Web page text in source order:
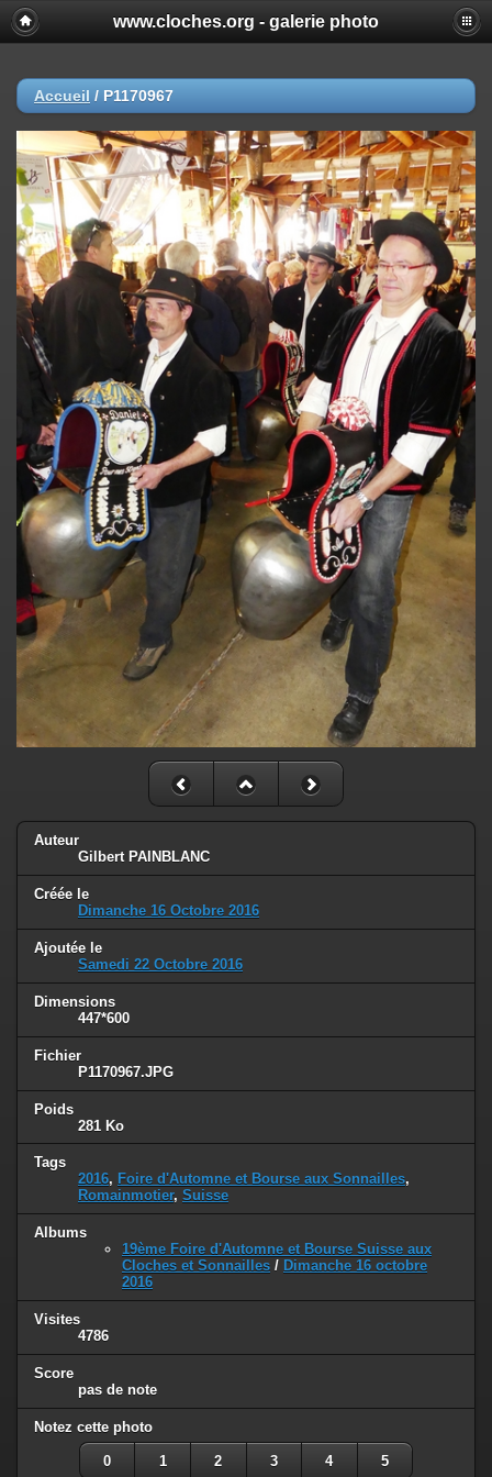
www.cloches.org - galerie photo
Accueil / P1170967
Auteur
Gilbert PAINBLANC
Créée le
Dimanche 16 Octobre 2016
Ajoutée le
Samedi 22 Octobre 2016
Dimensions
447*600
Fichier
P1170967.JPG
Poids
281 Ko
Tags
2016, Foire d'Automne et Bourse aux Sonnailles,
Romainmotier, Suisse
Albums
19ème Foire d'Automne et Bourse Suisse aux
Cloches et Sonnailles / Dimanche 16 octobre
2016
Visites
4786
Score
pas de note
Notez cette photo
0 1 2 3 4 5